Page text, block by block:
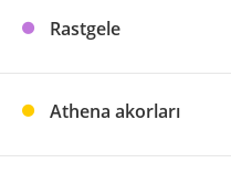
Rastgele
Athena akorları